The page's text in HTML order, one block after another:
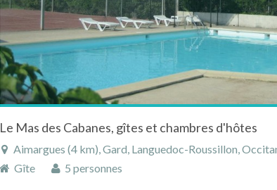
Le Mas des Cabanes, gîtes et chambres d'hôtes
Aimargues (4 km), Gard, Languedoc-Roussillon,
Gîte
5 personnes